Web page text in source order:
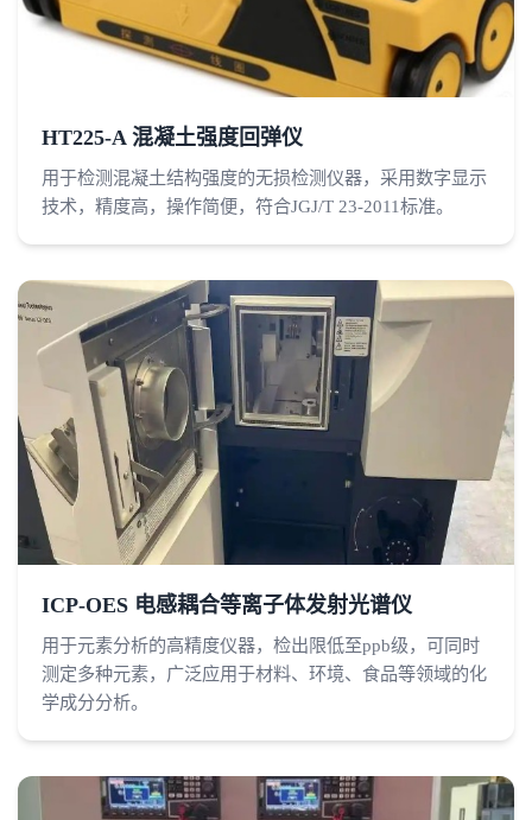
HT225-A 混凝土强度回弹仪
用于检测混凝土结构强度的无损检测仪器，采用数字显示
技术，精度高，操作简便，符合JGJ/T 23-2011标准。
ICP-OES 电感耦合等离子体发射光谱仪
用于元素分析的高精度仪器，检出限低至ppb级，可同时
测定多种元素，广泛应用于材料、环境、食品等领域的化
学成分分析。